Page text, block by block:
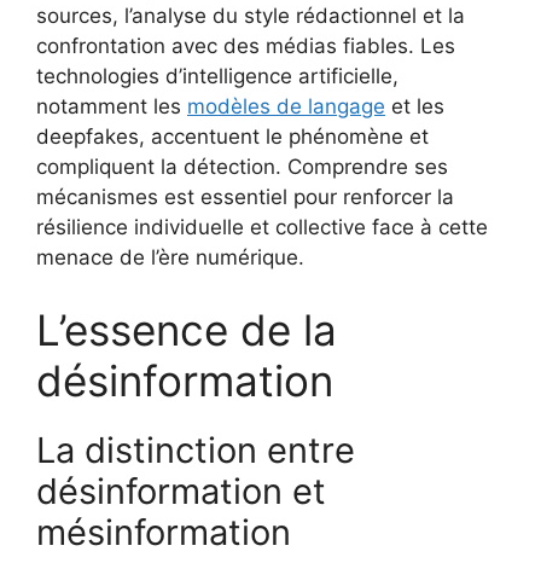
sources, l’analyse du style rédactionnel et la
confrontation avec des médias fiables. Les
technologies d’intelligence artificielle,
notamment les modèles de langage et les
deepfakes, accentuent le phénomène et
compliquent la détection. Comprendre ses
mécanismes est essentiel pour renforcer la
résilience individuelle et collective face à cette
menace de l’ère numérique.
L’essence de la
désinformation
La distinction entre
désinformation et
mésinformation